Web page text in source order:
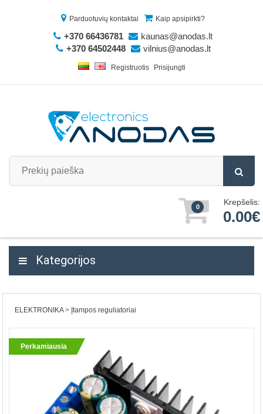
Parduotuvių kontaktai Kaip apsipirkti?
+370 66436781
kaunas@anodas.lt
+370 64502448
vilnius@anodas.lt
Registruotis Prisijungti
0 Krepšelis:
0.00€
Kategorijos
ELEKTRONIKA Įtampos reguliatoriai
Perkamiausia